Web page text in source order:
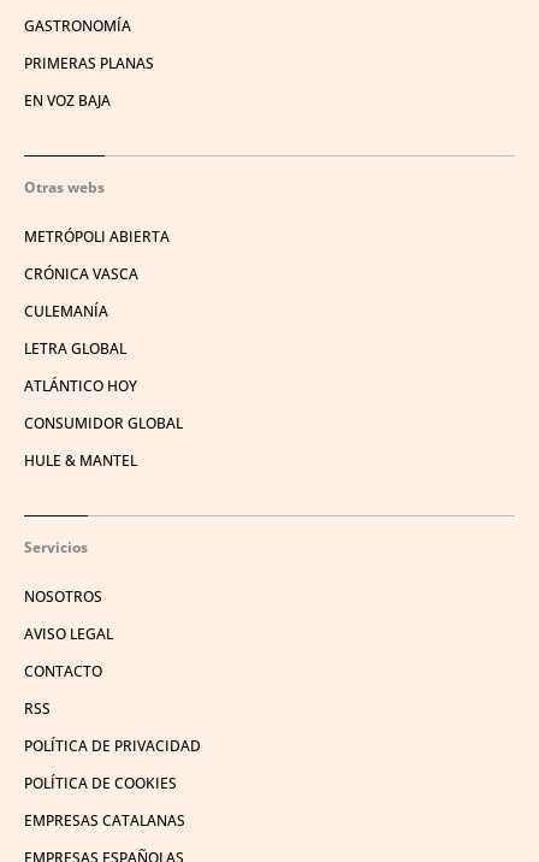
GASTRONOMÍA
PRIMERAS PLANAS
EN VOZ BAJA
Otras webs
METRÓPOLI ABIERTA
CRÓNICA VASCA
CULEMANÍA
LETRA GLOBAL
ATLÁNTICO HOY
CONSUMIDOR GLOBAL
HULE & MANTEL
Servicios
NOSOTROS
AVISO LEGAL
CONTACTO
RSS
POLÍTICA DE PRIVACIDAD
POLÍTICA DE COOKIES
EMPRESAS CATALANAS
EMPRESAS ESPAÑOLAS